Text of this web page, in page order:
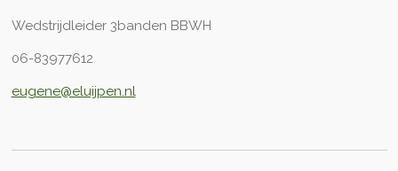
Wedstrijdleider 3banden BBWH
06-83977612
eugene@eluijpen.nl